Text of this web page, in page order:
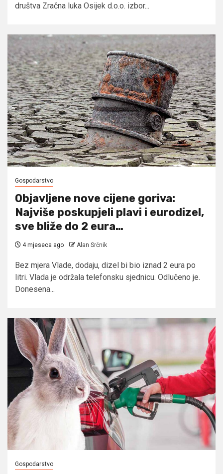
društva Zračna luka Osijek d.o.o. izbor...
Gospodarstvo
Objavljene nove cijene goriva:
Najviše poskupjeli plavi i eurodizel,
sve bliže do 2 eura…
4 mjeseca ago Alan Srčnik
Bez mjera Vlade, dodaju, dizel bi bio iznad 2 eura po
litri. Vlada je održala telefonsku sjednicu. Odlučeno je.
Donesena...
Gospodarstvo